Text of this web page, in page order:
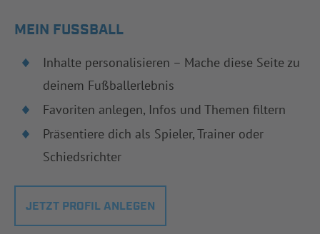
MEIN FUSSBALL
Inhalte personalisieren – Mache diese Seite zu
deinem Fußballerlebnis
Favoriten anlegen, Infos und Themen filtern
Präsentiere dich als Spieler, Trainer oder
Schiedsrichter
JETZT PROFIL ANLEGEN